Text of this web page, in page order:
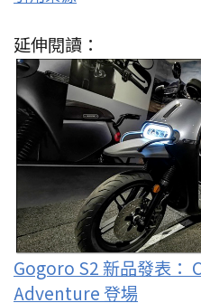
延伸閱讀：
Gogoro S2 新品發表：
Adventure 登場